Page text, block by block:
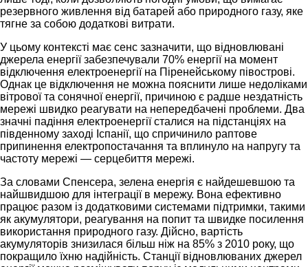
резервного живлення від батарей або природного газу, яке
тягне за собою додаткові витрати.
У цьому контексті має сенс зазначити, що відновлювані
джерела енергії забезпечували 70% енергії на момент
відключення електроенергії на Піренейському півострові.
Однак це відключення не можна пояснити лише недоліками
вітрової та сонячної енергії, причиною є радше нездатність
мережі швидко реагувати на непередбачені проблеми. Два
значні падіння електроенергії сталися на підстанціях на
південному заході Іспанії, що спричинило раптове
припинення електропостачання та вплинуло на напругу та
частоту мережі — серцебиття мережі.
За словами Спенсера, зелена енергія є найдешевшою та
найшвидшою для інтеграції в мережу. Вона ефективно
працює разом із додатковими системами підтримки, такими
як акумулятори, реагування на попит та швидкe посилення
використання природного газу. Дійсно, вартість
акумуляторів знизилася більш ніж на 85% з 2010 року, що
покращило їхню надійність. Станції відновлюваних джерел